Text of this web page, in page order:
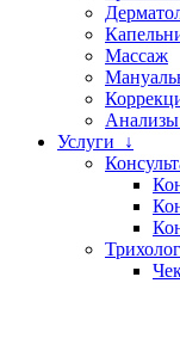
Массаж
Услуги ↓